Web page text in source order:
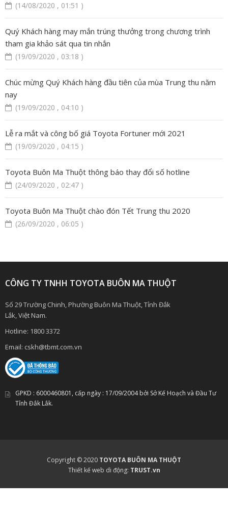
(14/08/2020 , 01:51 )
Quý Khách hàng may mắn trúng thưởng trong chương trình
tham gia khảo sát qua tin nhắn
(19/09/2020 , 03:18 )
Chúc mừng Quý Khách hàng đầu tiên của mùa Trung thu năm
nay
(19/09/2020 , 04:10 )
Lễ ra mắt và công bố giá Toyota Fortuner mới 2021
(19/09/2020 , 04:15 )
Toyota Buôn Ma Thuột thông báo thay đổi số hotline
(24/09/2020 , 02:47 )
Toyota Buôn Ma Thuột chào đón Tết Trung thu 2020
(26/09/2020 , 06:05 )
CÔNG TY TNHH TOYOTA BUÔN MA THUỘT
Số 29 Trường Chinh, Phường Buôn Ma Thuột, Tỉnh Đắk
Lắk, Việt Nam.
Hotline: 1800 3372
Email: cskh@tbmt.com.vn
GPKD : 6000460801 , cấp ngày : 17/09/2004bởi Sở Kế Hoạch và Đầu Tư
Tỉnh Đắk Lắk.
Copyright © 2020 TOYOTA BUÔN MA THUỘT
Thiết kế web di động: TRUST.vn